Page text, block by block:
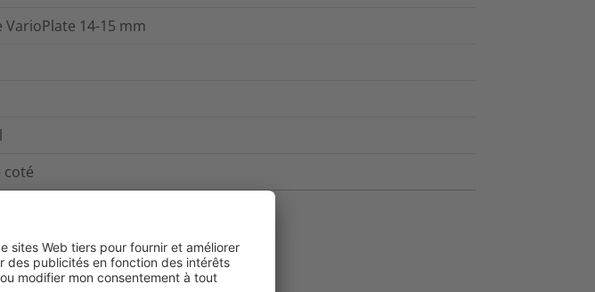
14-15 mm
coté
d'information